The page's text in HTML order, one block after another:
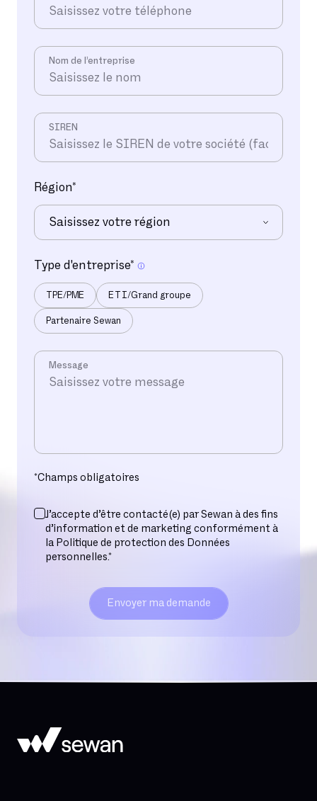
Nom de l’entreprise
SIREN
Région*
Saisissez votre région
Ile-de-France
Nord-Est
Sud-Est
Sud-Ouest
Nord-Ouest
Type d'entreprise*
TPE/PME ETI/Grand groupe
Partenaire Sewan
Message
*Champs obligatoires
J’accepte d’être contacté(e) par Sewan à des fins
d’information et de marketing conformément à
la Politique de protection des Données
personnelles.*
Envoyer ma demande